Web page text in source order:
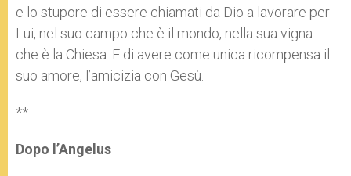
e lo stupore di essere chiamati da Dio a lavorare per
Lui, nel suo campo che è il mondo, nella sua vigna
che è la Chiesa. E di avere come unica ricompensa il
suo amore, l’amicizia con Gesù.
**
Dopo l’Angelus